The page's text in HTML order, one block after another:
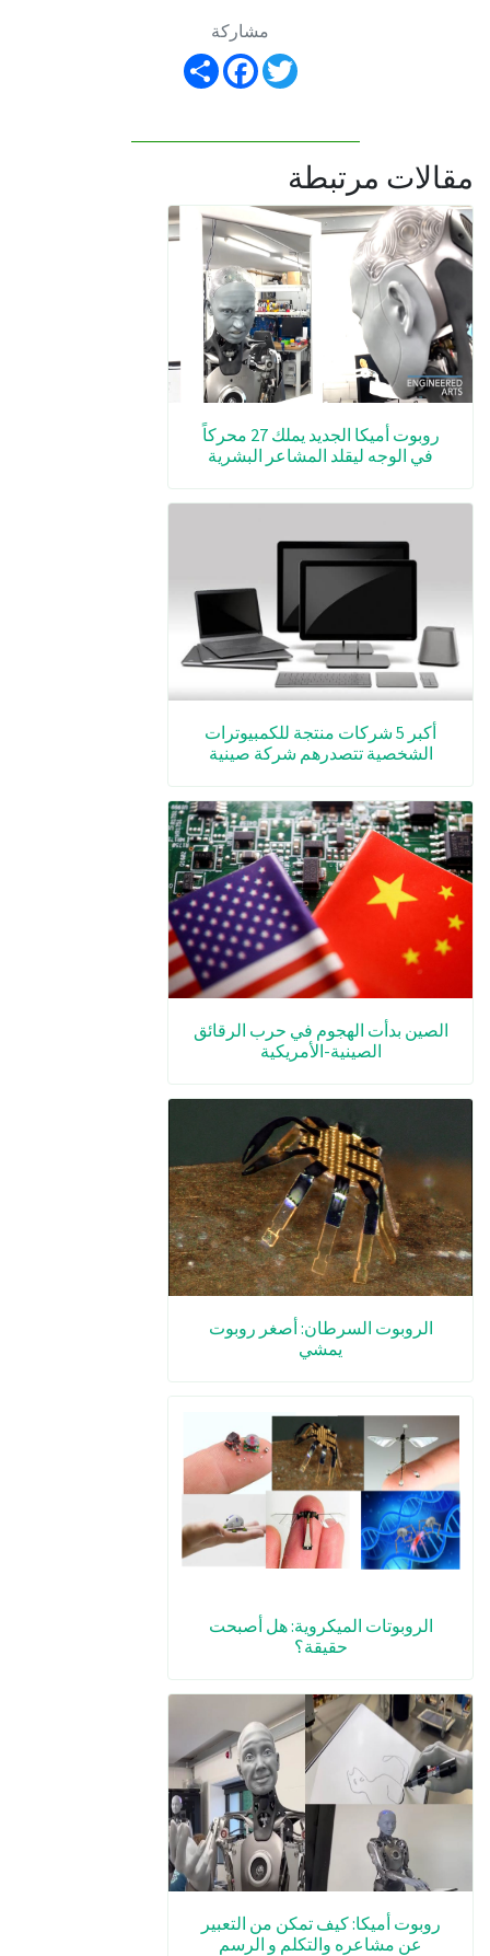
مشاركة
Share
FacebookTwitter
مقالات مرتبطة
روبوت أميكا الجديد يملك 27 محركاً
في الوجه ليقلد المشاعر البشرية
أكبر 5 شركات منتجة للكمبيوترات
الشخصية تتصدرهم شركة صينية
الصين بدأت الهجوم في حرب الرقائق
الصينية-الأمريكية
الروبوت السرطان: أصغر روبوت
يمشي
الروبوتات الميكروية: هل أصبحت
حقيقة؟
روبوت أميكا: كيف تمكن من التعبير
عن مشاعره والتكلم و الرسم